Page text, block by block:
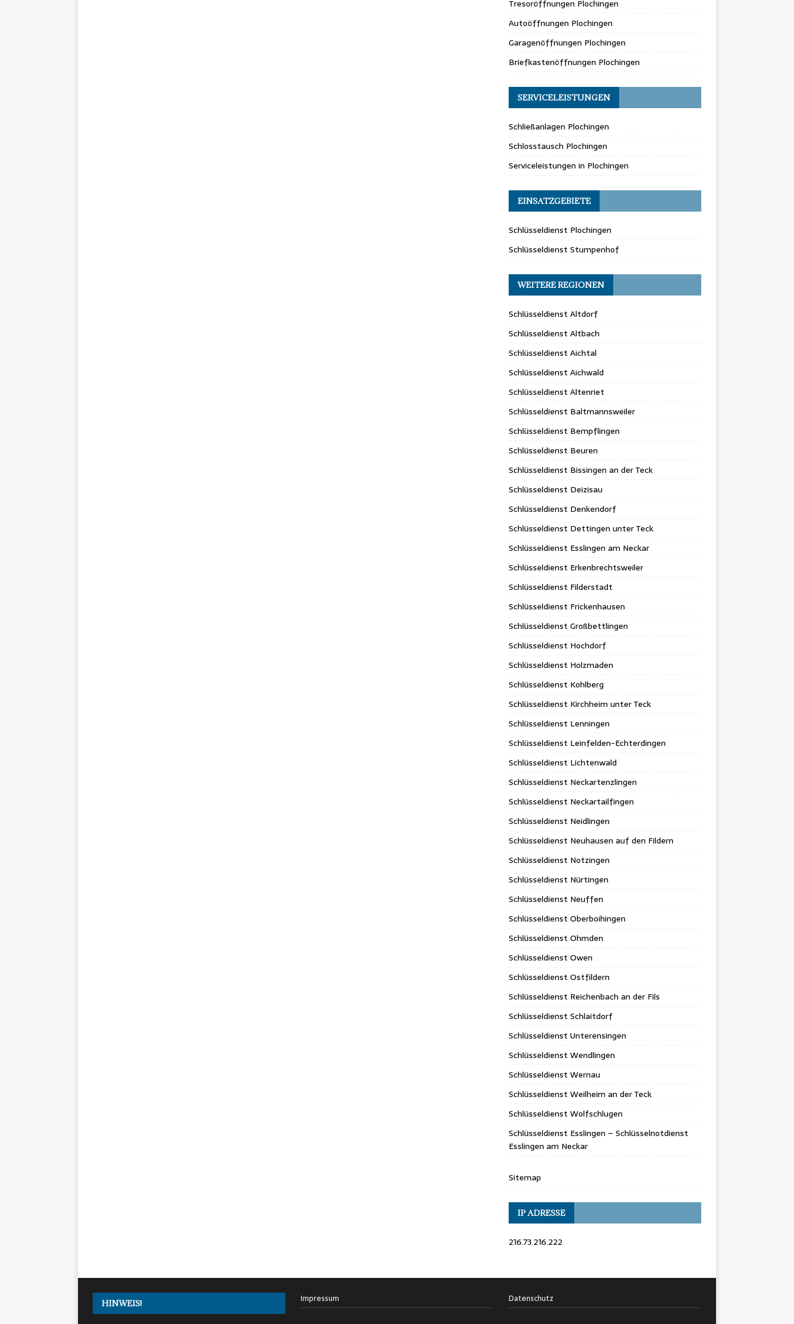
Tresoröffnungen Plochingen
Autoöffnungen Plochingen
Garagenöffnungen Plochingen
Briefkastenöffnungen Plochingen
SERVICELEISTUNGEN
Schließanlagen Plochingen
Schlosstausch Plochingen
Serviceleistungen in Plochingen
EINSATZGEBIETE
Schlüsseldienst Plochingen
Schlüsseldienst Stumpenhof
WEITERE REGIONEN
Schlüsseldienst Altdorf
Schlüsseldienst Altbach
Schlüsseldienst Aichtal
Schlüsseldienst Aichwald
Schlüsseldienst Altenriet
Schlüsseldienst Baltmannsweiler
Schlüsseldienst Bempflingen
Schlüsseldienst Beuren
Schlüsseldienst Bissingen an der Teck
Schlüsseldienst Deizisau
Schlüsseldienst Denkendorf
Schlüsseldienst Dettingen unter Teck
Schlüsseldienst Esslingen am Neckar
Schlüsseldienst Erkenbrechtsweiler
Schlüsseldienst Filderstadt
Schlüsseldienst Frickenhausen
Schlüsseldienst Großbettlingen
Schlüsseldienst Hochdorf
Schlüsseldienst Holzmaden
Schlüsseldienst Kohlberg
Schlüsseldienst Kirchheim unter Teck
Schlüsseldienst Lenningen
Schlüsseldienst Leinfelden-Echterdingen
Schlüsseldienst Lichtenwald
Schlüsseldienst Neckartenzlingen
Schlüsseldienst Neckartailfingen
Schlüsseldienst Neidlingen
Schlüsseldienst Neuhausen auf den Fildern
Schlüsseldienst Notzingen
Schlüsseldienst Nürtingen
Schlüsseldienst Neuffen
Schlüsseldienst Oberboihingen
Schlüsseldienst Ohmden
Schlüsseldienst Owen
Schlüsseldienst Ostfildern
Schlüsseldienst Reichenbach an der Fils
Schlüsseldienst Schlaitdorf
Schlüsseldienst Unterensingen
Schlüsseldienst Wendlingen
Schlüsseldienst Wernau
Schlüsseldienst Weilheim an der Teck
Schlüsseldienst Wolfschlugen
Schlüsseldienst Esslingen – Schlüsselnotdienst
Esslingen am Neckar
Sitemap
IP ADRESSE
216.73.216.222
HINWEIS! Impressum Datenschutz